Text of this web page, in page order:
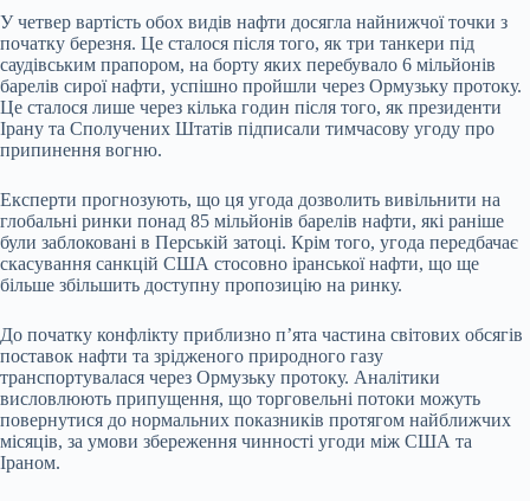
У четвер вартість обох видів нафти досягла найнижчої точки з
початку березня. Це сталося після того, як три танкери під
саудівським прапором, на борту яких перебувало 6 мільйонів
барелів сирої нафти, успішно пройшли через Ормузьку протоку.
Це сталося лише через кілька годин після того, як президенти
Ірану та Сполучених Штатів підписали тимчасову угоду про
припинення вогню.
Експерти прогнозують, що ця угода дозволить вивільнити на
глобальні ринки понад 85 мільйонів барелів нафти, які раніше
були заблоковані в Перській затоці. Крім того, угода передбачає
скасування санкцій США стосовно іранської нафти, що ще
більше збільшить доступну пропозицію на ринку.
До початку конфлікту приблизно п’ята частина світових обсягів
поставок нафти та зрідженого природного газу
транспортувалася через Ормузьку протоку. Аналітики
висловлюють припущення, що торговельні потоки можуть
повернутися до нормальних показників протягом найближчих
місяців, за умови збереження чинності угоди між США та
Іраном.